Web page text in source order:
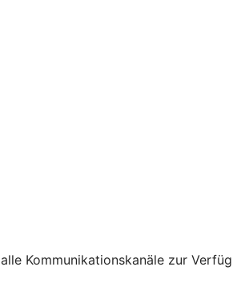
Kommunikationskanäle zur